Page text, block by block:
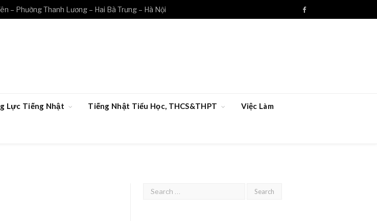
– Phường Thanh Lương – Hai Bà Trưng – Hà Nội Facebook
Lực Tiếng Nhật Tiếng Nhật Tiểu Học, THCS&THPT Việc Làm